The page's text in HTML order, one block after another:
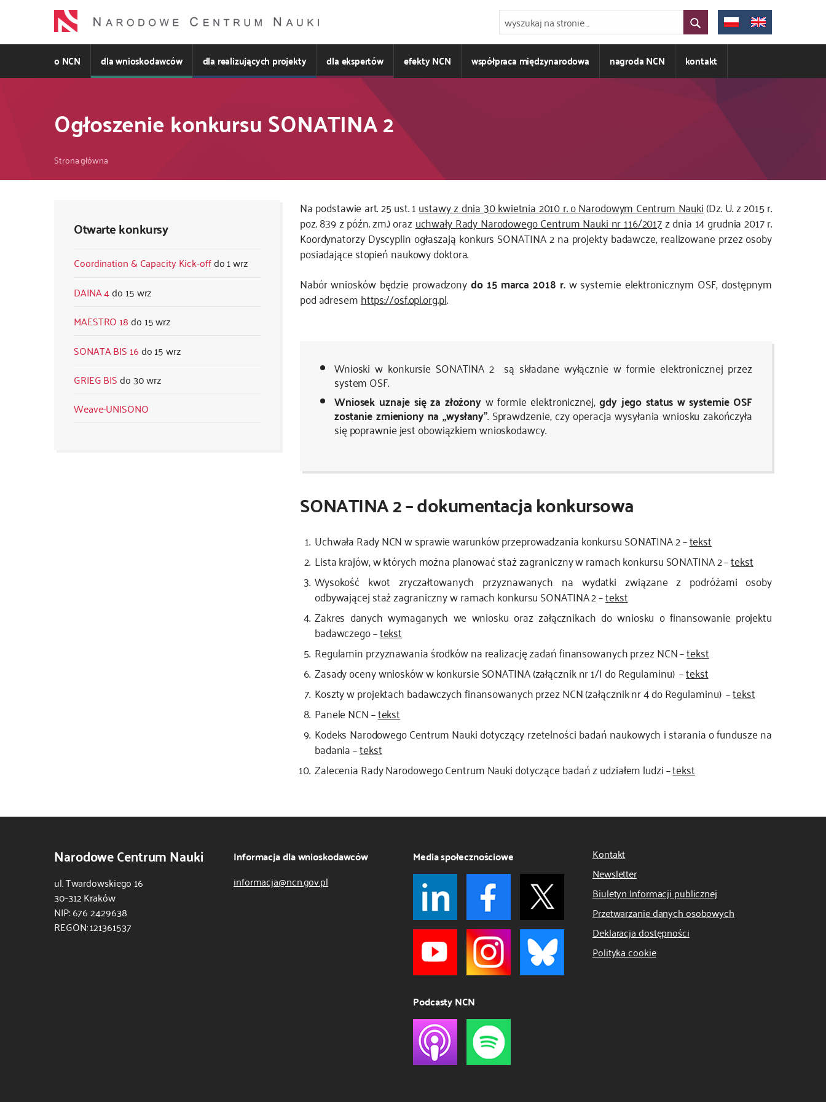
o NCN dla wnioskodawców dla realizujących projekty dla ekspertów efekty NCN współpraca międzynarodowa nagroda NCN kontakt
Ogłoszenie konkursu SONATINA 2
Ścieżka
Strona główna
Otwarte konkursy
Coordination & Capacity Kick-off
1 wrz
DAINA 4
15 wrz
MAESTRO 18
15 wrz
SONATA BIS 16
15 wrz
GRIEG BIS
30 wrz
Weave-UNISONO
Na podstawie art. 25 ust. 1ustawy z dnia 30 kwietnia 2010 r. o Narodowym Centrum Nauki(Dz. U. z 2015 r.
poz. 839 z późn. zm.) orazuchwały Rady Narodowego Centrum Nauki nr 116/2017z dnia 14 grudnia 2017 r.
Koordynatorzy Dyscyplin ogłaszają konkurs SONATINA 2 na projekty badawcze, realizowane przez osoby
posiadające stopień naukowy doktora.
Nabór wniosków będzie prowadzonydo 15 marca 2018 r.w systemie elektronicznym OSF, dostępnym
pod adresemhttps://osf.opi.org.pl.
Wnioski w konkursie SONATINA 2 są składane wyłącznie w formie elektronicznej przez
system OSF.
Wniosek uznaje się za złożony w formie elektronicznej,gdy jego status w systemie OSF
zostanie zmieniony na „wysłany”. Sprawdzenie, czy operacja wysyłania wniosku zakończyła
się poprawnie jest obowiązkiem wnioskodawcy.
SONATINA 2 – dokumentacja konkursowa
Uchwała Rady NCN w sprawie warunków przeprowadzania konkursu SONATINA 2 –tekst
Lista krajów, w których można planować staż zagraniczny w ramach konkursu SONATINA 2 –tekst
Wysokość kwot zryczałtowanych przyznawanych na wydatki związane z podróżami osoby
odbywającej staż zagraniczny w ramach konkursu SONATINA 2 –tekst
Zakres danych wymaganych we wniosku oraz załącznikach do wniosku o finansowanie projektu
badawczego –tekst
Regulamin przyznawania środków na realizację zadań finansowanych przez NCN –tekst
Zasady oceny wniosków w konkursie SONATINA (załącznik nr 1/I do Regulaminu) –tekst
Koszty w projektach badawczych finansowanych przez NCN (załącznik nr 4 do Regulaminu) –tekst
Panele NCN –tekst
Kodeks Narodowego Centrum Nauki dotyczący rzetelności badań naukowych i starania o fundusze na
badania –tekst
Zalecenia Rady Narodowego Centrum Nauki dotyczące badań z udziałem ludzi –tekst
Narodowe Centrum Nauki
ul. Twardowskiego 16
30-312 Kraków
NIP: 676 2429638
REGON: 121361537
Informacja dla wnioskodawców
informacja@ncn.gov.pl
Media społecznościowe
Podcasty NCN
Kontakt
Newsletter
Biuletyn Informacji publicznej
Przetwarzanie danych osobowych
Deklaracja dostępności
Polityka cookie